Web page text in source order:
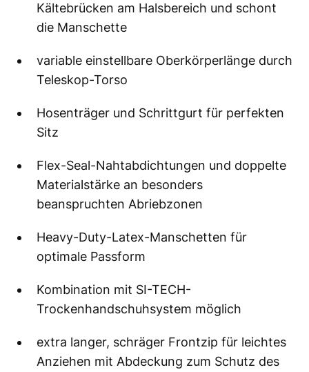
Kältebrücken am Halsbereich und schont
die Manschette
variable einstellbare Oberkörperlänge durch
Teleskop-Torso
Hosenträger und Schrittgurt für perfekten
Sitz
Flex-Seal-Nahtabdichtungen und doppelte
Materialstärke an besonders
beanspruchten Abriebzonen
Heavy-Duty-Latex-Manschetten für
optimale Passform
Kombination mit SI-TECH-
Trockenhandschuhsystem möglich
extra langer, schräger Frontzip für leichtes
Anziehen mit Abdeckung zum Schutz des